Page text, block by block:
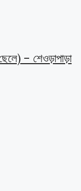
– শেওড়াপাড়া